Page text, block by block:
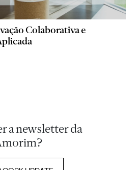
Colaborativa e
a newsletter da